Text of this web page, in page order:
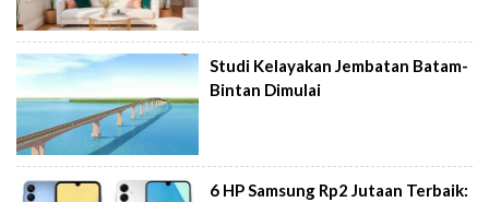
Studi Kelayakan Jembatan Batam-
Bintan Dimulai
6 HP Samsung Rp2 Jutaan Terbaik: